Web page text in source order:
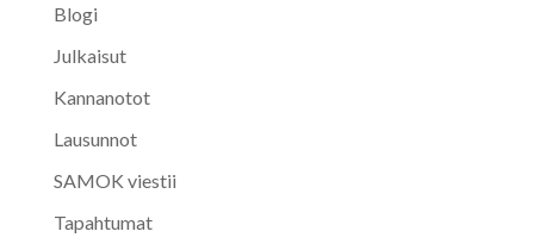
Blogi
Julkaisut
Kannanotot
Lausunnot
SAMOK viestii
Tapahtumat